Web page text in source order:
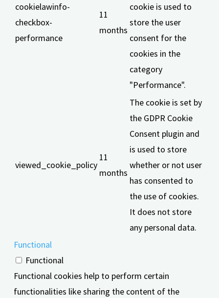
cookielawinfo-
checkbox-
performance
11
months
cookie is used to
store the user
consent for the
cookies in the
category
"Performance".
viewed_cookie_policy
11
months
The cookie is set by
the GDPR Cookie
Consent plugin and
is used to store
whether or not user
has consented to
the use of cookies.
It does not store
any personal data.
Functional
Functional
Functional cookies help to perform certain
functionalities like sharing the content of the